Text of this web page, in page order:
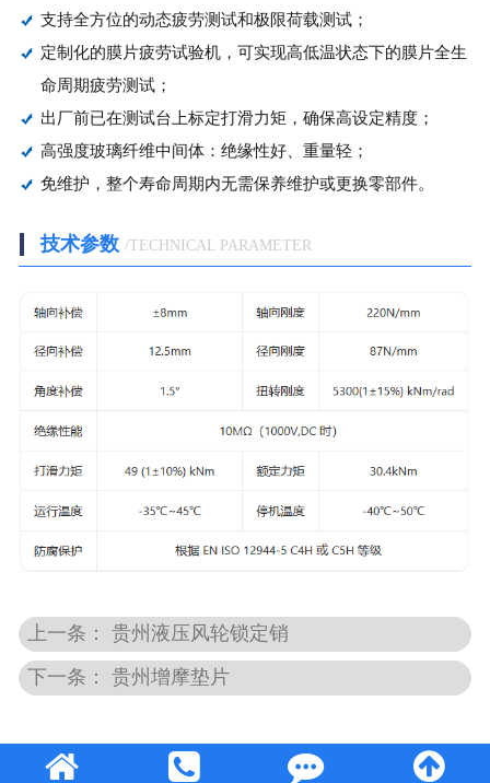
- 推动器
陆空装备应用
建工路桥应用
支持全方位的动态疲劳测试和极限荷载测试；
定制化的膜片疲劳试验机，可实现高低温状态下的膜片全生
命周期疲劳测试；
出厂前已在测试台上标定打滑力矩，确保高设定精度；
高强度玻璃纤维中间体：绝缘性好、重量轻；
免维护，整个寿命周期内无需保养维护或更换零部件。
技术参数 /TECHNICAL PARAMETER
上一条： 贵州液压风轮锁定销
下一条： 贵州增摩垫片